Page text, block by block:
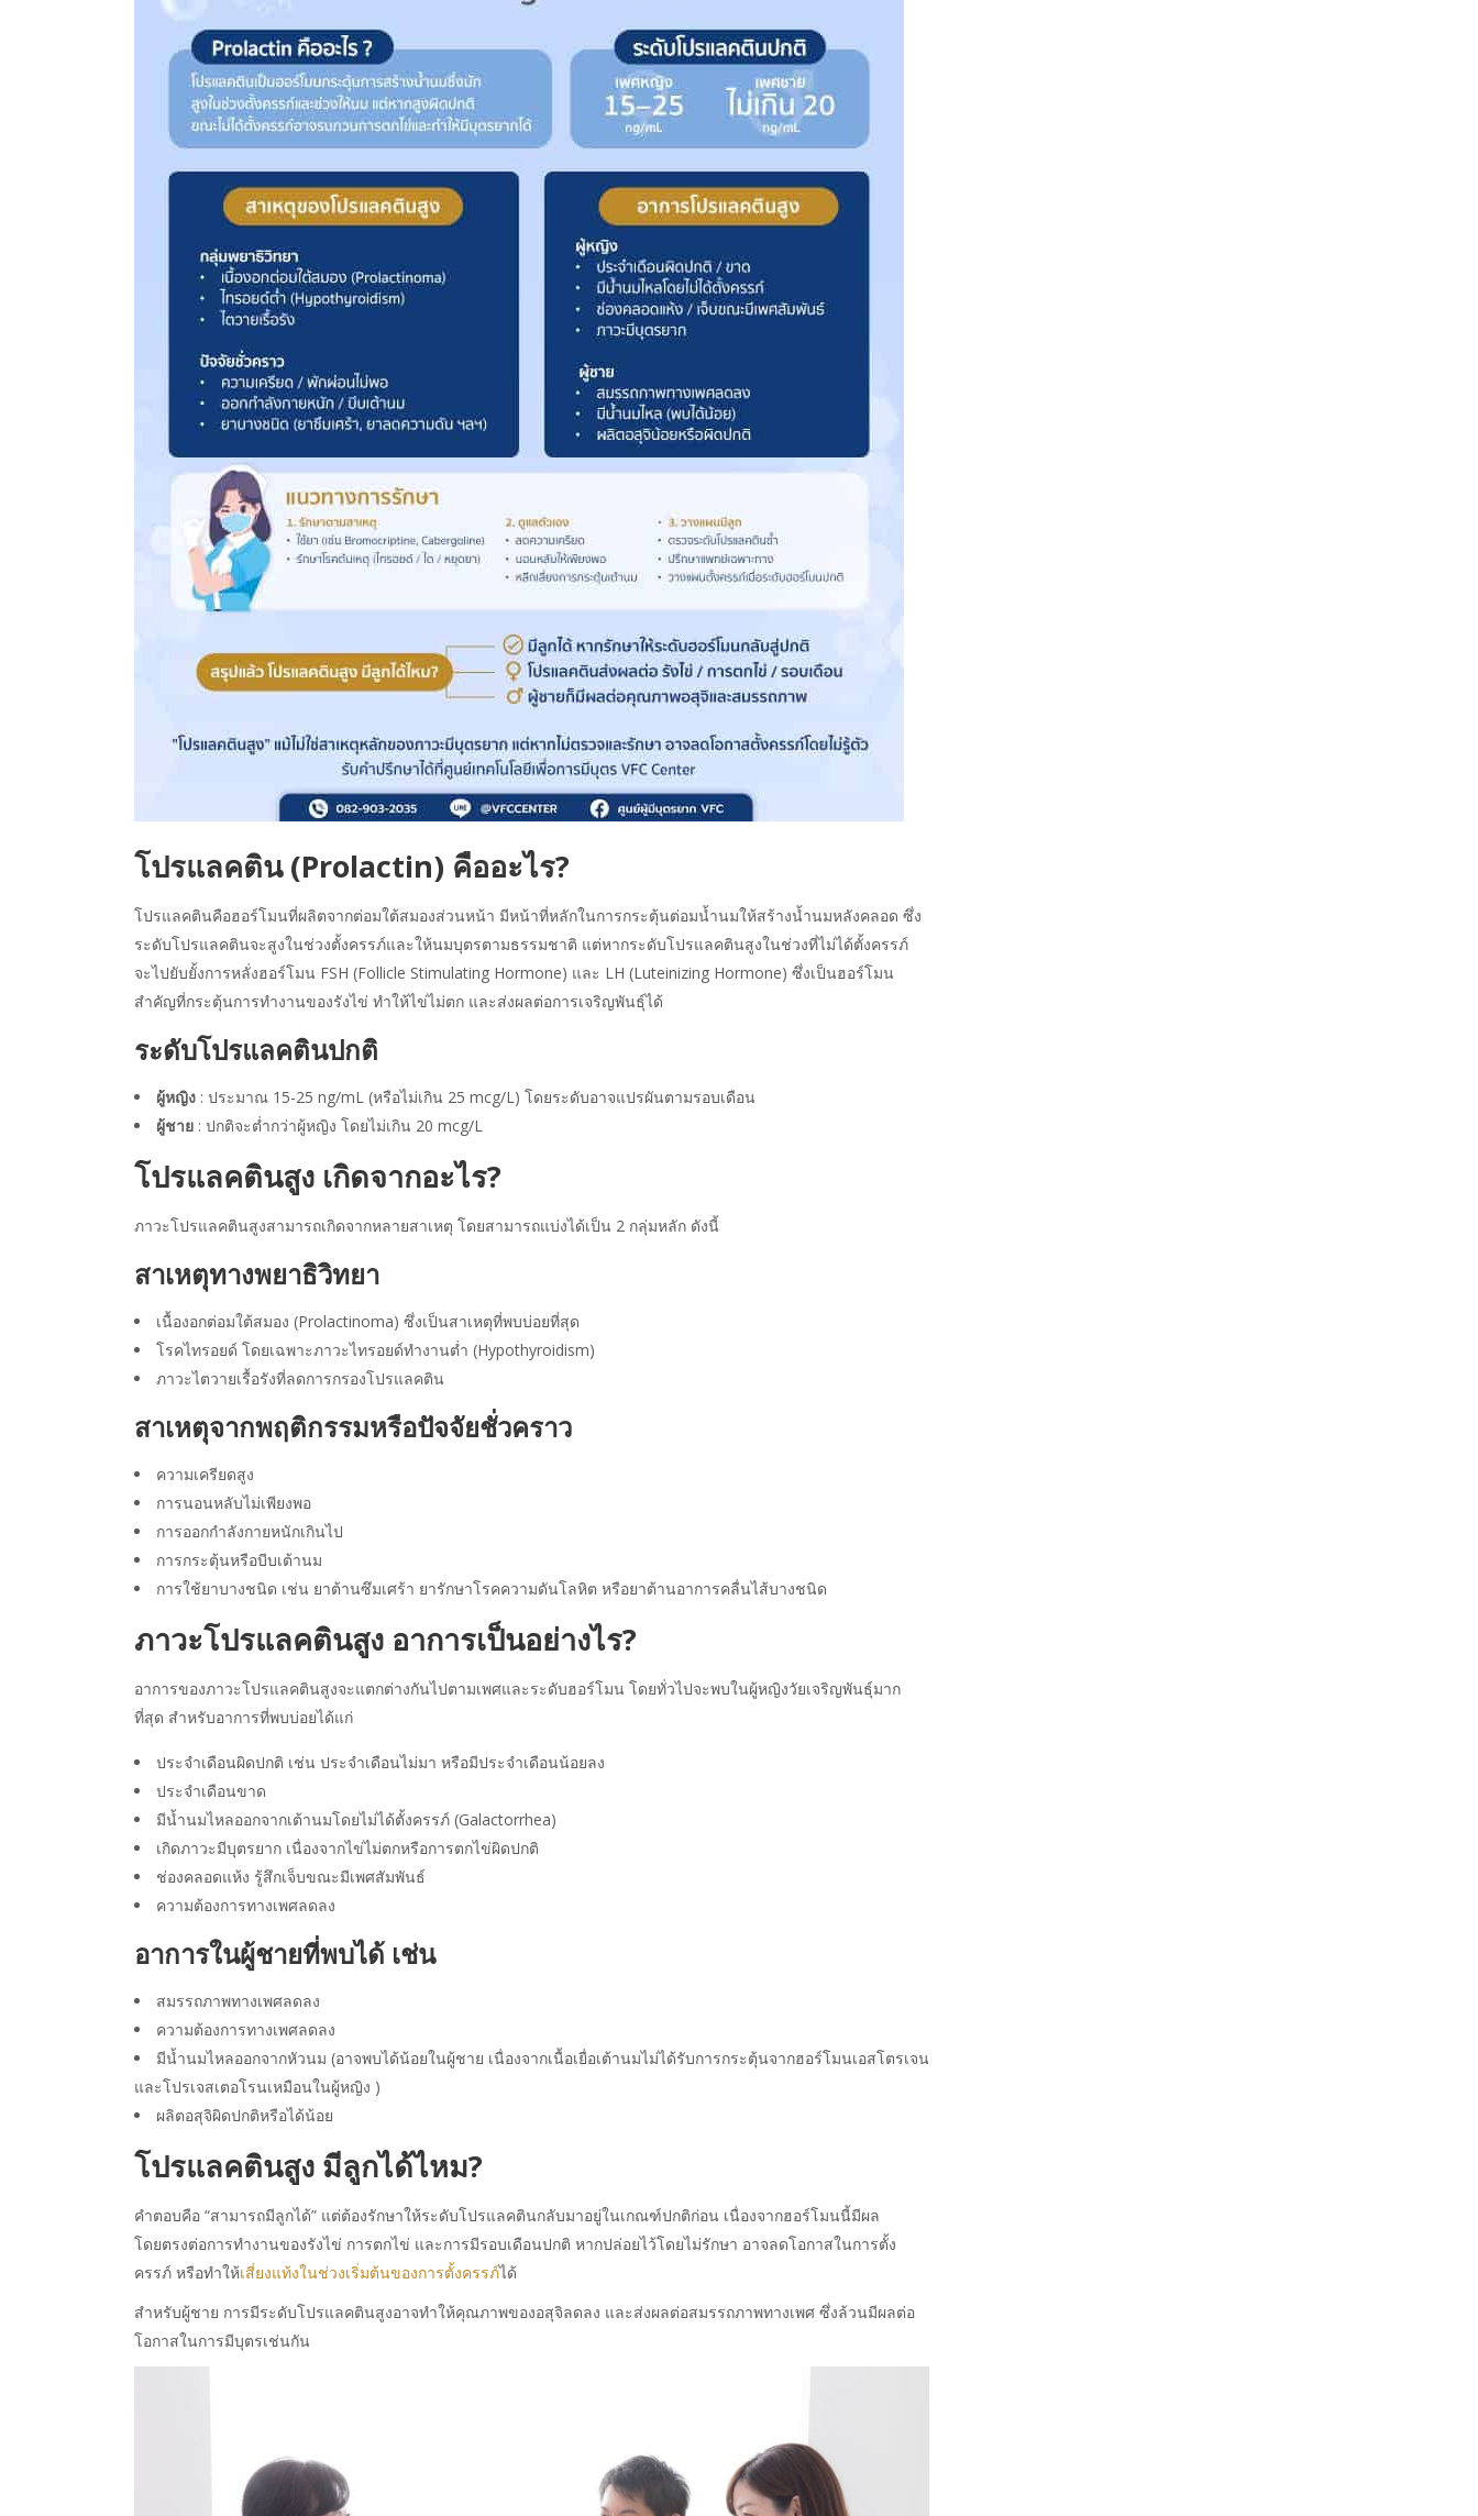
โปรแลคติน (Prolactin) คืออะไร?
โปรแลคตินคือฮอร์โมนที่ผลิตจากต่อมใต้สมองส่วนหน้า มีหน้าที่หลักในการกระตุ้นต่อมน้ำนมให้สร้างน้ำนมหลังคลอด ซึ่ง
ระดับโปรแลคตินจะสูงในช่วงตั้งครรภ์และให้นมบุตรตามธรรมชาติ แต่หากระดับโปรแลคตินสูงในช่วงที่ไม่ได้ตั้งครรภ์
จะไปยับยั้งการหลั่งฮอร์โมน FSH (Follicle Stimulating Hormone) และ LH (Luteinizing Hormone) ซึ่งเป็นฮอร์โมน
สำคัญที่กระตุ้นการทำงานของรังไข่ ทำให้ไข่ไม่ตก และส่งผลต่อการเจริญพันธุ์ได้
ระดับโปรแลคตินปกติ
ผู้หญิง : ประมาณ 15-25 ng/mL (หรือไม่เกิน 25 mcg/L) โดยระดับอาจแปรผันตามรอบเดือน
ผู้ชาย : ปกติจะต่ำกว่าผู้หญิง โดยไม่เกิน 20 mcg/L
โปรแลคตินสูง เกิดจากอะไร?
ภาวะโปรแลคตินสูงสามารถเกิดจากหลายสาเหตุ โดยสามารถแบ่งได้เป็น 2 กลุ่มหลัก ดังนี้
สาเหตุทางพยาธิวิทยา
เนื้องอกต่อมใต้สมอง (Prolactinoma) ซึ่งเป็นสาเหตุที่พบบ่อยที่สุด
โรคไทรอยด์ โดยเฉพาะภาวะไทรอยด์ทำงานต่ำ (Hypothyroidism)
ภาวะไตวายเรื้อรังที่ลดการกรองโปรแลคติน
สาเหตุจากพฤติกรรมหรือปัจจัยชั่วคราว
ความเครียดสูง
การนอนหลับไม่เพียงพอ
การออกกำลังกายหนักเกินไป
การกระตุ้นหรือบีบเต้านม
การใช้ยาบางชนิด เช่น ยาต้านซึมเศร้า ยารักษาโรคความดันโลหิต หรือยาต้านอาการคลื่นไส้บางชนิด
ภาวะโปรแลคตินสูง อาการเป็นอย่างไร?
อาการของภาวะโปรแลคตินสูงจะแตกต่างกันไปตามเพศและระดับฮอร์โมน โดยทั่วไปจะพบในผู้หญิงวัยเจริญพันธุ์มาก
ที่สุด สำหรับอาการที่พบบ่อยได้แก่
ประจำเดือนผิดปกติ เช่น ประจำเดือนไม่มา หรือมีประจำเดือนน้อยลง
ประจำเดือนขาด
มีน้ำนมไหลออกจากเต้านมโดยไม่ได้ตั้งครรภ์ (Galactorrhea)
เกิดภาวะมีบุตรยาก เนื่องจากไข่ไม่ตกหรือการตกไข่ผิดปกติ
ช่องคลอดแห้ง รู้สึกเจ็บขณะมีเพศสัมพันธ์
ความต้องการทางเพศลดลง
อาการในผู้ชายที่พบได้ เช่น
สมรรถภาพทางเพศลดลง
ความต้องการทางเพศลดลง
มีน้ำนมไหลออกจากหัวนม (อาจพบได้น้อยในผู้ชาย เนื่องจากเนื้อเยื่อเต้านมไม่ได้รับการกระตุ้นจากฮอร์โมนเอสโตรเจน
และโปรเจสเตอโรนเหมือนในผู้หญิง )
ผลิตอสุจิผิดปกติหรือได้น้อย
โปรแลคตินสูง มีลูกได้ไหม?
คำตอบคือ “สามารถมีลูกได้” แต่ต้องรักษาให้ระดับโปรแลคตินกลับมาอยู่ในเกณฑ์ปกติก่อน เนื่องจากฮอร์โมนนี้มีผล
โดยตรงต่อการทำงานของรังไข่ การตกไข่ และการมีรอบเดือนปกติ หากปล่อยไว้โดยไม่รักษา อาจลดโอกาสในการตั้ง
ครรภ์ หรือทำให้เสี่ยงแท้งในช่วงเริ่มต้นของการตั้งครรภ์ได้
สำหรับผู้ชาย การมีระดับโปรแลคตินสูงอาจทำให้คุณภาพของอสุจิลดลง และส่งผลต่อสมรรถภาพทางเพศ ซึ่งล้วนมีผลต่อ
โอกาสในการมีบุตรเช่นกัน